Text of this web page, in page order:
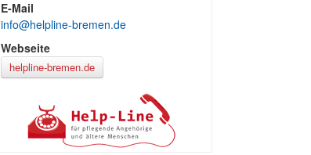
E-Mail
info@helpline-bremen.de
Webseite
helpline-bremen.de